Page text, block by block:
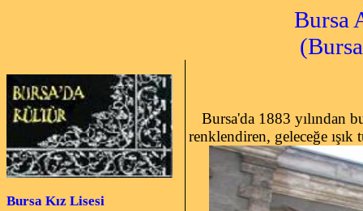
Bursa
(Bursa
Bursa Kız Lisesi
Bursa'da 1883 yılından
renklendiren, geleceğe